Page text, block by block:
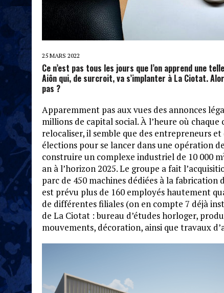
25 MARS 2022
Ce n’est pas tous les jours que l’on apprend une
Aiôn qui, de surcroit, va s’implanter à La Ciotat.
pas ?
Apparemment pas aux vues des annonces
millions de capital social. À l’heure où
relocaliser, il semble que des entrepreneurs
élections pour se lancer dans une opération
construire un complexe industriel de 10 000 m
an à l’horizon 2025. Le groupe a fait
parc de 450 machines dédiées à la fabrication
est prévu plus de 160 employés hautement
de différentes filiales (on en compte 7 déjà
de La Ciotat : bureau d’études horloger,
mouvements, décoration, ainsi que travaux